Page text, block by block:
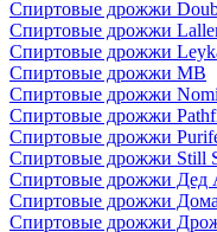
Спиртовые дрожжи
Спиртовые дрожжи
Спиртовые дрожжи
Спиртовые дрожжи MB
Спиртовые дрожжи
Спиртовые дрожжи
Спиртовые дрожжи
Спиртовые дрожжи Still
Спиртовые дрожжи Дед
Спиртовые дрожжи
Спиртовые дрожжи